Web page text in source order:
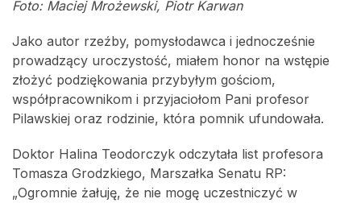
Foto: Maciej Mrożewski, Piotr Karwan
Jako autor rzeźby, pomysłodawca i jednocześnie
prowadzący uroczystość, miałem honor na wstępie
złożyć podziękowania przybyłym gościom,
współpracownikom i przyjaciołom Pani profesor
Pilawskiej oraz rodzinie, która pomnik ufundowała.
Doktor Halina Teodorczyk odczytała list profesora
Tomasza Grodzkiego, Marszałka Senatu RP:
„Ogromnie żałuję, że nie mogę uczestniczyć w